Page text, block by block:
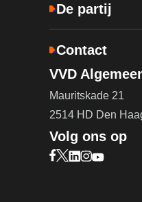
De partij
Contact
VVD
Mauritskade 21
2514 HD Den
Volg ons op
Bezoek onze
Bezoek onze X
Bezoek onze
Bezoek
Bezoek